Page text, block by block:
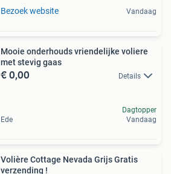
Bezoek website Vandaag
Mooie onderhouds vriendelijke voliere
met stevig gaas
€ 0,00 Details
Ede
Dagtopper
Vandaag
Volière Cottage Nevada Grijs Gratis
verzending !